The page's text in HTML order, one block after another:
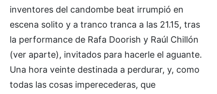
inventores del candombe beat irrumpió en
escena solito y a tranco tranca a las 21.15, tras
la performance de Rafa Doorish y Raúl Chillón
(ver aparte), invitados para hacerle el aguante.
Una hora veinte destinada a perdurar, y, como
todas las cosas imperecederas, que